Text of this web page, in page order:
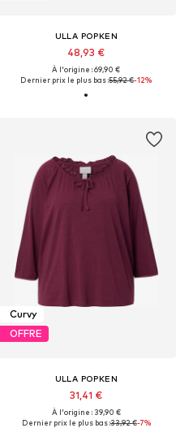
ULLA POPKEN
48,93 €
À l'origine : 69,90 €
Dernier prix le plus bas :55,92 €-12%
Curvy
OFFRE
ULLA POPKEN
31,41 €
À l'origine : 39,90 €
Dernier prix le plus bas :33,92 €-7%